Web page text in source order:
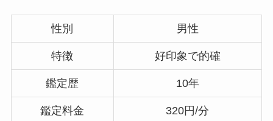
性別 男性
特徴 好印象で的確
鑑定歴 10年
鑑定料金 320円/分